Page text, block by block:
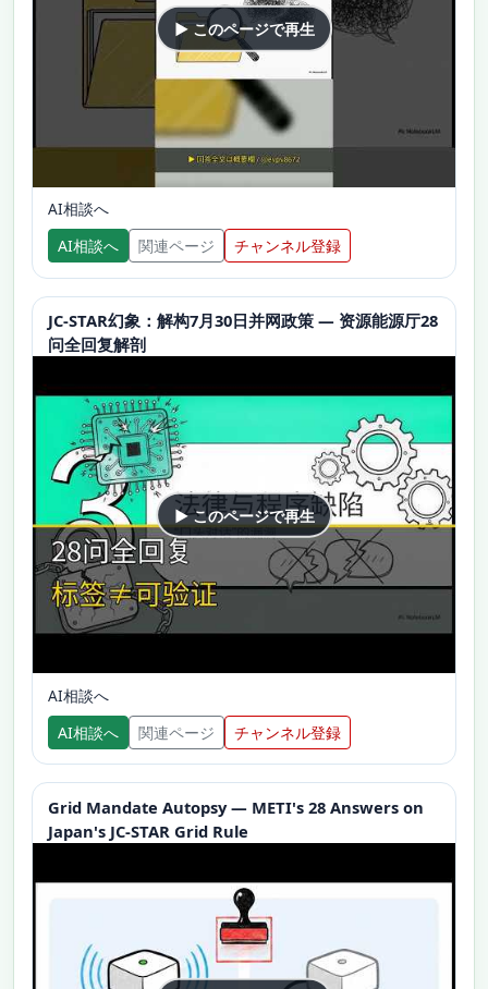
▶ このページで再生
AI相談へ
AI相談へ
関連ページ チャンネル登録
JC-STAR幻象：解构7月30日并网政策 — 资源能源厅28
问全回复解剖
▶ このページで再生
AI相談へ
AI相談へ
関連ページ チャンネル登録
Grid Mandate Autopsy — METI's 28 Answers on
Japan's JC-STAR Grid Rule